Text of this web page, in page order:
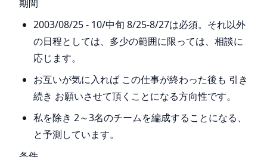
期間
2003/08/25 - 10/中旬 8/25-8/27は必須。それ以外
の日程としては、多少の範囲に限っては、相談に
応じます。
お互いが気に入れば この仕事が終わった後も 引き
続き お願いさせて頂くことになる方向性です。
私を除き 2～3名のチームを編成することになる、
と予測しています。